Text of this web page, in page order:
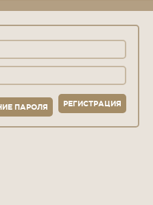
РЕГИСТРАЦИЯ
ПАРОЛЯ